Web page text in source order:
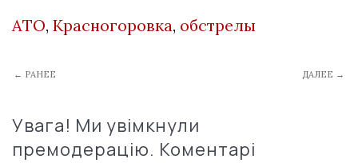
АТО, Красногоровка, обстрелы
← РАНЕЕ ДАЛЕЕ →
Увага! Ми увімкнули
премодерацію. Коментарі